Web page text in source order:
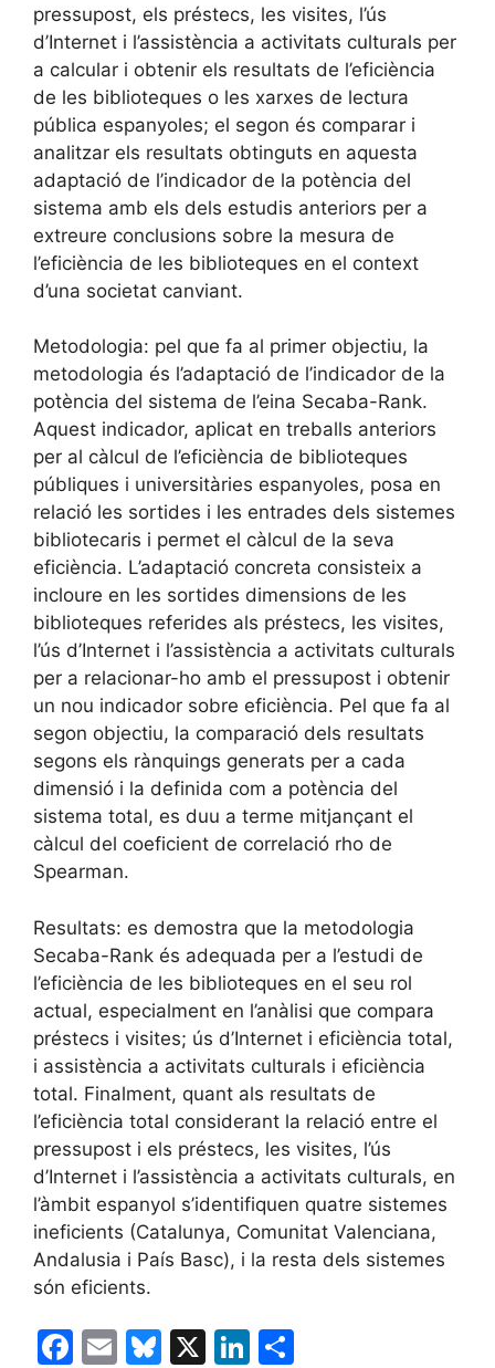
pressupost, els préstecs, les visites, l’ús
d’Internet i l’assistència a activitats culturals per
a calcular i obtenir els resultats de l’eficiència
de les biblioteques o les xarxes de lectura
pública espanyoles; el segon és comparar i
analitzar els resultats obtinguts en aquesta
adaptació de l’indicador de la potència del
sistema amb els dels estudis anteriors per a
extreure conclusions sobre la mesura de
l’eficiència de les biblioteques en el context
d’una societat canviant.
Metodologia: pel que fa al primer objectiu, la
metodologia és l’adaptació de l’indicador de la
potència del sistema de l’eina Secaba-Rank.
Aquest indicador, aplicat en treballs anteriors
per al càlcul de l’eficiència de biblioteques
públiques i universitàries espanyoles, posa en
relació les sortides i les entrades dels sistemes
bibliotecaris i permet el càlcul de la seva
eficiència. L’adaptació concreta consisteix a
incloure en les sortides dimensions de les
biblioteques referides als préstecs, les visites,
l’ús d’Internet i l’assistència a activitats culturals
per a relacionar-ho amb el pressupost i obtenir
un nou indicador sobre eficiència. Pel que fa al
segon objectiu, la comparació dels resultats
segons els rànquings generats per a cada
dimensió i la definida com a potència del
sistema total, es duu a terme mitjançant el
càlcul del coeficient de correlació rho de
Spearman.
Resultats: es demostra que la metodologia
Secaba-Rank és adequada per a l’estudi de
l’eficiència de les biblioteques en el seu rol
actual, especialment en l’anàlisi que compara
préstecs i visites; ús d’Internet i eficiència total,
i assistència a activitats culturals i eficiència
total. Finalment, quant als resultats de
l’eficiència total considerant la relació entre el
pressupost i els préstecs, les visites, l’ús
d’Internet i l’assistència a activitats culturals, en
l’àmbit espanyol s’identifiquen quatre sistemes
ineficients (Catalunya, Comunitat Valenciana,
Andalusia i País Basc), i la resta dels sistemes
són eficients.
F
E
Bl X
Li